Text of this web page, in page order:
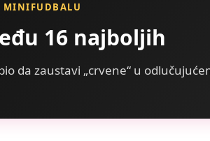
MINIFUDBALU
16 najboljih
da zaustavi „crvene“ u